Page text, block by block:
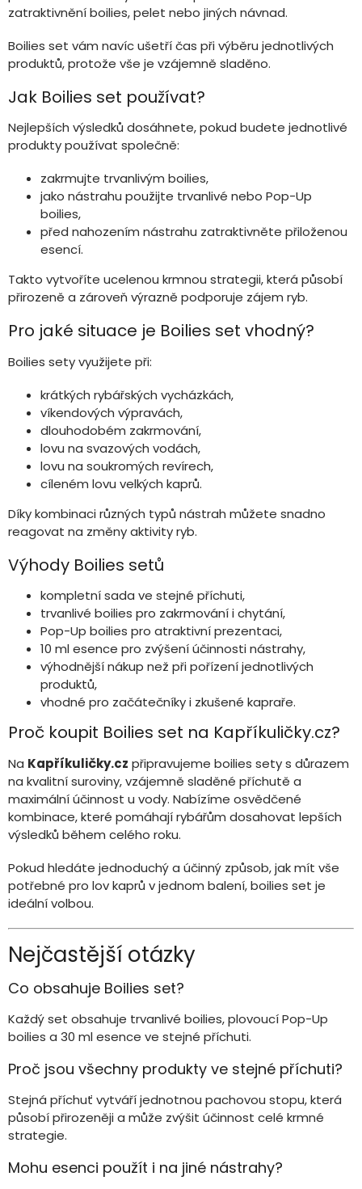
zatraktivnění boilies, pelet nebo jiných návnad.
Boilies set vám navíc ušetří čas při výběru jednotlivých
produktů, protože vše je vzájemně sladěno.
Jak Boilies set používat?
Nejlepších výsledků dosáhnete, pokud budete jednotlivé
produkty používat společně:
zakrmujte trvanlivým boilies,
jako nástrahu použijte trvanlivé nebo Pop-Up
boilies,
před nahozením nástrahu zatraktivněte přiloženou
esencí.
Takto vytvoříte ucelenou krmnou strategii, která působí
přirozeně a zároveň výrazně podporuje zájem ryb.
Pro jaké situace je Boilies set vhodný?
Boilies sety využijete při:
krátkých rybářských vycházkách,
víkendových výpravách,
dlouhodobém zakrmování,
lovu na svazových vodách,
lovu na soukromých revírech,
cíleném lovu velkých kaprů.
Díky kombinaci různých typů nástrah můžete snadno
reagovat na změny aktivity ryb.
Výhody Boilies setů
kompletní sada ve stejné příchuti,
trvanlivé boilies pro zakrmování i chytání,
Pop-Up boilies pro atraktivní prezentaci,
10 ml esence pro zvýšení účinnosti nástrahy,
výhodnější nákup než při pořízení jednotlivých
produktů,
vhodné pro začátečníky i zkušené kapraře.
Proč koupit Boilies set na Kapříkuličky.cz?
Na Kapříkuličky.cz připravujeme boilies sety s důrazem
na kvalitní suroviny, vzájemně sladěné příchutě a
maximální účinnost u vody. Nabízíme osvědčené
kombinace, které pomáhají rybářům dosahovat lepších
výsledků během celého roku.
Pokud hledáte jednoduchý a účinný způsob, jak mít vše
potřebné pro lov kaprů v jednom balení, boilies set je
ideální volbou.
Nejčastější otázky
Co obsahuje Boilies set?
Každý set obsahuje trvanlivé boilies, plovoucí Pop-Up
boilies a 30 ml esence ve stejné příchuti.
Proč jsou všechny produkty ve stejné příchuti?
Stejná příchuť vytváří jednotnou pachovou stopu, která
působí přirozeněji a může zvýšit účinnost celé krmné
strategie.
Mohu esenci použít i na jiné nástrahy?